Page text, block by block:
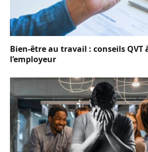
Bien-être au travail : conseils QVT
l’employeur